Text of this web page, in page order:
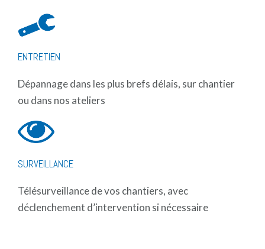
ENTRETIEN
Dépannage dans les plus brefs délais, sur chantier
ou dans nos ateliers
SURVEILLANCE
Télésurveillance de vos chantiers, avec
déclenchement d’intervention si nécessaire